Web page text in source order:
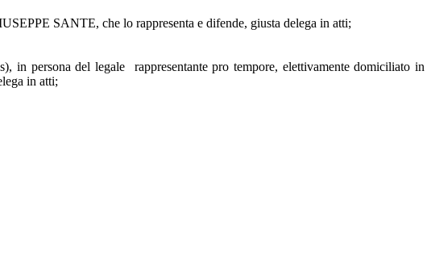
SANTE, che lo rappresenta e difende, giusta delega in atti;
del legale rappresentante pro tempore, elettivamente domiciliato in
in atti;